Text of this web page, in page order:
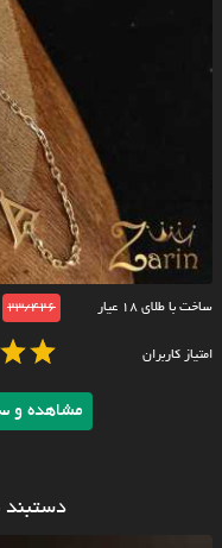
ساخت با طلای ۱۸ عیار 23/426
امتیاز کاربران
مشاهده و
دستبند